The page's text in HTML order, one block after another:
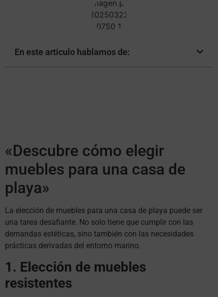
En este articulo hablamos de:
«Descubre cómo elegir
muebles para una casa de
playa»
La elección de muebles para una casa de playa puede ser
una tarea desafiante. No solo tiene que cumplir con las
demandas estéticas, sino también con las necesidades
prácticas derivadas del entorno marino.
1. Elección de muebles
resistentes